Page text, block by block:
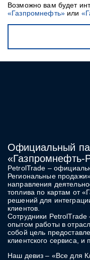
Возможно вам будет
«Газпромнефть»или
Официальный
PetrolTrade –
Региональные
направления
топлива по картам от
решений для
клиентов.
Сотрудники PetrolTrade
опытом работы в
собой цель
клиентского сервиса, и
Наш девиз – «Все для